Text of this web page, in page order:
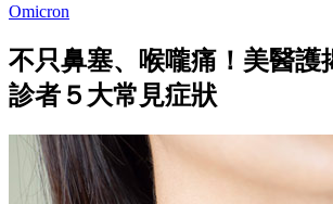
Omicron
不只鼻塞、喉嚨痛！美醫護
診者５大常見症狀